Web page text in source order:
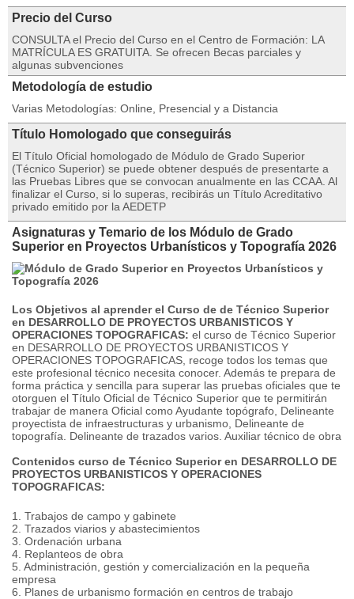
Precio del Curso
CONSULTA el Precio del Curso en el Centro de Formación: LA
MATRÍCULA ES GRATUITA. Se ofrecen Becas parciales y
algunas subvenciones
Metodología de estudio
Varias Metodologías: Online, Presencial y a Distancia
Título Homologado que conseguirás
El Título Oficial homologado de Módulo de Grado Superior
(Técnico Superior) se puede obtener después de presentarte a
las Pruebas Libres que se convocan anualmente en las CCAA. Al
finalizar el Curso, si lo superas, recibirás un Título Acreditativo
privado emitido por la AEDETP
Asignaturas y Temario de los Módulo de Grado
Superior en Proyectos Urbanísticos y Topografía 2026
Los Objetivos al aprender el Curso de de Técnico Superior
en DESARROLLO DE PROYECTOS URBANISTICOS Y
OPERACIONES TOPOGRAFICAS: el curso de Técnico Superior
en DESARROLLO DE PROYECTOS URBANISTICOS Y
OPERACIONES TOPOGRAFICAS, recoge todos los temas que
este profesional técnico necesita conocer. Además te prepara de
forma práctica y sencilla para superar las pruebas oficiales que te
otorguen el Título Oficial de Técnico Superior que te permitirán
trabajar de manera Oficial como Ayudante topógrafo, Delineante
proyectista de infraestructuras y urbanismo, Delineante de
topografía. Delineante de trazados varios. Auxiliar técnico de obra
Contenidos curso de Técnico Superior en DESARROLLO DE
PROYECTOS URBANISTICOS Y OPERACIONES
TOPOGRAFICAS:
1. Trabajos de campo y gabinete
2. Trazados viarios y abastecimientos
3. Ordenación urbana
4. Replanteos de obra
5. Administración, gestión y comercialización en la pequeña
empresa
6. Planes de urbanismo formación en centros de trabajo